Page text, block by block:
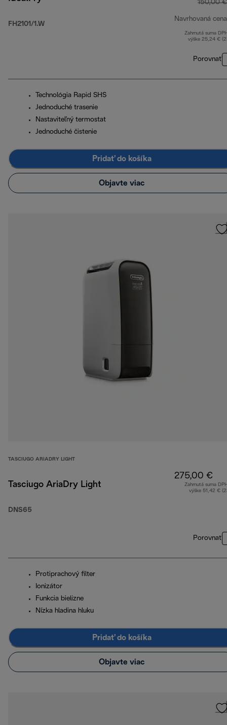
FH2101/1.W
150,00 €
Navrhovaná cena
Zahrnutá suma
výške 25,24 €
Porovnať
Technológia Rapid SHS
Jednoduché trasenie
Nastaviteľný termostat
Jednoduché čistenie
Pridať do košíka
Objavte viac
TASCIUGO ARIADRY LIGHT
Tasciugo AriaDry Light
DNS65
275,00 €
Zahrnutá suma
výške 51,42 €
Porovnať
Protiprachový filter
Ionizátor
Funkcia bielizne
Nízka hladina hluku
Pridať do košíka
Objavte viac